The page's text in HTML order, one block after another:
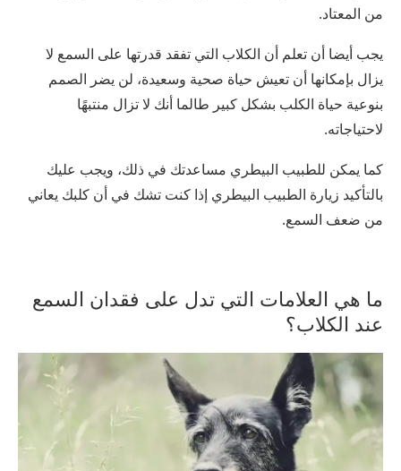
من المعتاد.
يجب أيضا أن تعلم أن الكلاب التي تفقد قدرتها على السمع لا
يزال بإمكانها أن تعيش حياة صحية وسعيدة، لن يضر الصمم
بنوعية حياة الكلب بشكل كبير طالما أنك لا تزال منتبهًا
لاحتياجاته.
كما يمكن للطبيب البيطري مساعدتك في ذلك، ويجب عليك
بالتأكيد زيارة الطبيب البيطري إذا كنت تشك في أن كلبك يعاني
من ضعف السمع.
ما هي العلامات التي تدل على فقدان السمع
عند الكلاب؟